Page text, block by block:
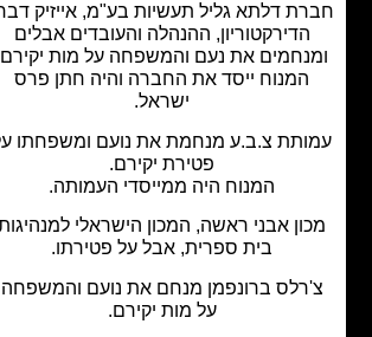
דלתא גליל תעשיות בע"מ, אייזיק דבח,
הדירקטוריון, ההנהלה והעובדים אבלים
את נעם והמשפחה על מות יקירם.
המנוח ייסד את החברה והיה חתן פרס
צ.ב.ע מנחמת את נועם ומשפחתו על
פטירת יקירם.
המנוח היה ממייסדי העמותה.
אבני ראשה, המכון הישראלי למנהיגות
בית ספרית, אבל על פטירתו.
ברונפמן מנחם את נועם והמשפחה
על מות יקירם.